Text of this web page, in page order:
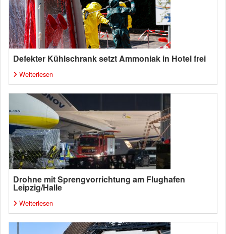
Defekter Kühlschrank setzt Ammoniak in Hotel frei
Weiterlesen
Drohne mit Sprengvorrichtung am Flughafen
Leipzig/Halle
Weiterlesen